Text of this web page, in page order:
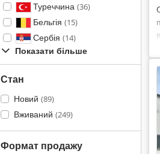
Туреччина (36)
Бельгія (15)
Сербія (14)
Показати більше
Стан
Новий (89)
Вживаний (249)
Формат продажу